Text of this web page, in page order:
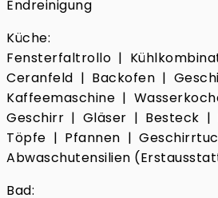
Endreinigung
Küche:
Fensterfaltrollo |
Ceranfeld | Backofen |
Kaffeemaschine |
Geschirr | Gläser | Besteck |
Töpfe | Pfannen |
Abwaschutensilien
Bad: